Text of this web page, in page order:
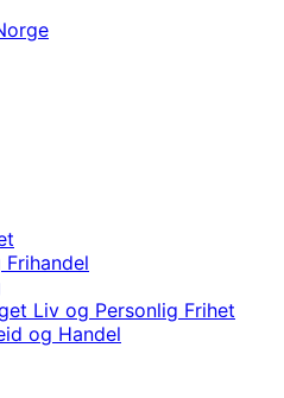
Liv og Personlig Frihet
og Handel